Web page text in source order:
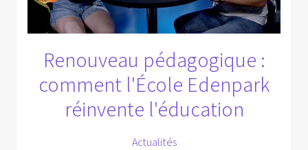
Renouveau pédagogique :
comment l'École Edenpark
réinvente l'éducation
Actualités